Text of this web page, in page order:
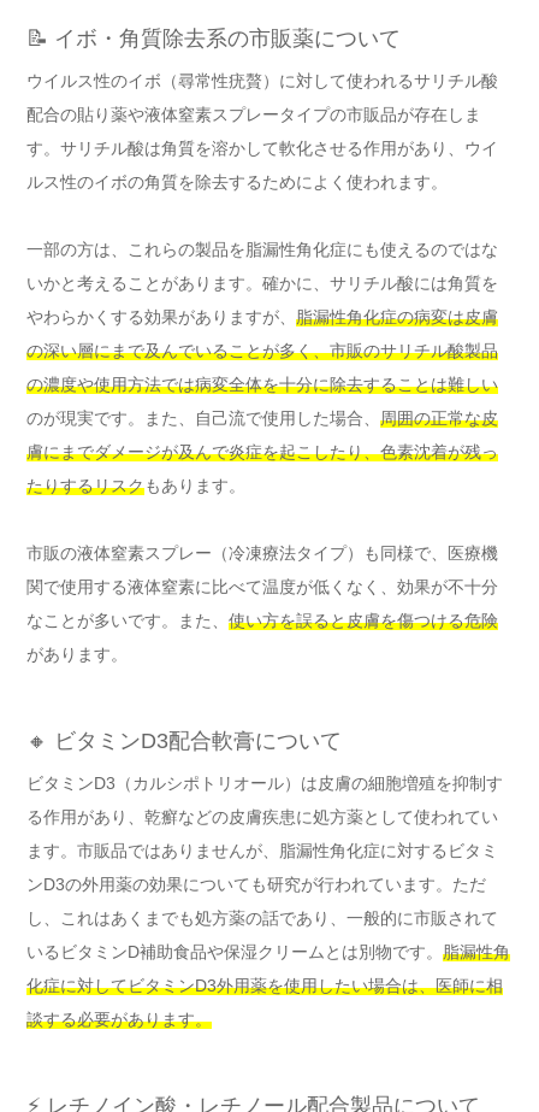
📝 イボ・角質除去系の市販薬について
ウイルス性のイボ（尋常性疣贅）に対して使われるサリチル酸
配合の貼り薬や液体窒素スプレータイプの市販品が存在しま
す。サリチル酸は角質を溶かして軟化させる作用があり、ウイ
ルス性のイボの角質を除去するためによく使われます。
一部の方は、これらの製品を脂漏性角化症にも使えるのではな
いかと考えることがあります。確かに、サリチル酸には角質を
やわらかくする効果がありますが、 脂漏性角化症の病変は皮膚
の深い層にまで及んでいることが多く、市販のサリチル酸製品
の濃度や使用方法では病変全体を十分に除去することは難しい
のが現実です。また、自己流で使用した場合、 周囲の正常な皮
膚にまでダメージが及んで炎症を起こしたり、色素沈着が残っ
たりするリスクもあります。
市販の液体窒素スプレー（冷凍療法タイプ）も同様で、医療機
関で使用する液体窒素に比べて温度が低くなく、効果が不十分
なことが多いです。また、 使い方を誤ると皮膚を傷つける危険
があります。
🔸 ビタミンD3配合軟膏について
ビタミンD3（カルシポトリオール）は皮膚の細胞増殖を抑制す
る作用があり、乾癬などの皮膚疾患に処方薬として使われてい
ます。市販品ではありませんが、脂漏性角化症に対するビタミ
ンD3の外用薬の効果についても研究が行われています。ただ
し、これはあくまでも処方薬の話であり、一般的に市販されて
いるビタミンD補助食品や保湿クリームとは別物です。 脂漏性角
化症に対してビタミンD3外用薬を使用したい場合は、医師に相
談する必要があります。
⚡ レチノイン酸・レチノール配合製品について